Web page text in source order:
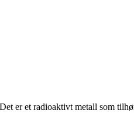
er et radioaktivt metall som